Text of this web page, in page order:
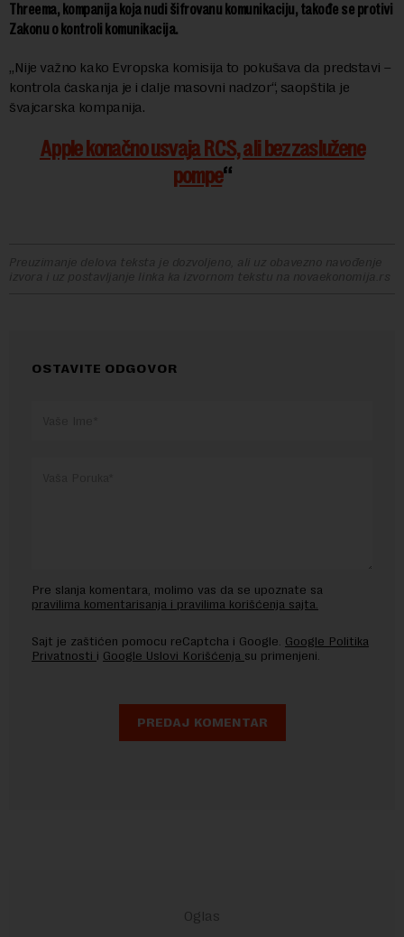
Threema, kompanija koja nudi šifrovanu komunikaciju, takođe se protivi
Zakonu o kontroli komunikacija.
„Nije važno kako Evropska komisija to pokušava da predstavi –
kontrola ćaskanja je i dalje masovni nadzor“, saopštila je
švajcarska kompanija.
Apple konačno usvaja RCS, ali bez zaslužene
pompe
Preuzimanje delova teksta je dozvoljeno, ali uz obavezno navođenje
izvora i uz postavljanje linka ka izvornom tekstu na novaekonomija.rs
OSTAVITE ODGOVOR
Pre slanja komentara, molimo vas da se upoznate sa
pravilima komentarisanja i pravilima korišćenja sajta.
Sajt je zaštićen pomocu reCaptcha i Google. Google Politika
Privatnosti i Google Uslovi Korišćenja su primenjeni.